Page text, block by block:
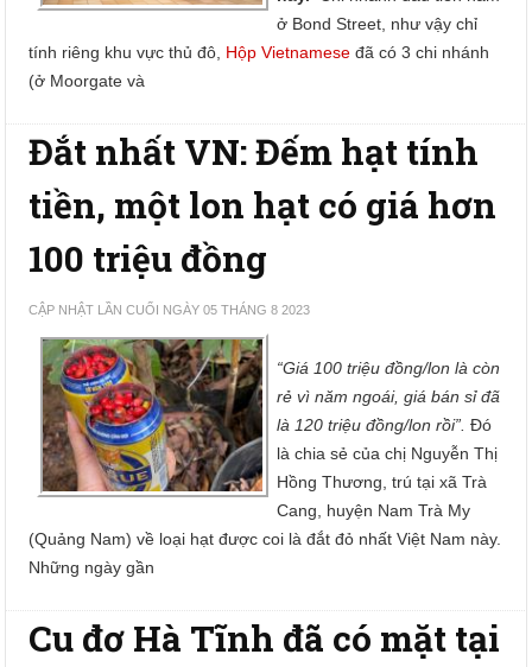
ở Bond Street, như vậy chỉ
tính riêng khu vực thủ đô, Hộp Vietnamese đã có 3 chi nhánh
(ở Moorgate và
Đắt nhất VN: Đếm hạt tính
tiền, một lon hạt có giá hơn
100 triệu đồng
CẬP NHẬT LẦN CUỐI NGÀY 05 THÁNG 8 2023
“Giá 100 triệu đồng/lon là còn
rẻ vì năm ngoái, giá bán sỉ đã
là 120 triệu đồng/lon rồi”. Đó
là chia sẻ của chị Nguyễn Thị
Hồng Thương, trú tại xã Trà
Cang, huyện Nam Trà My
(Quảng Nam) về loại hạt được coi là đắt đỏ nhất Việt Nam này.
Những ngày gần
Cu đơ Hà Tĩnh đã có mặt tại